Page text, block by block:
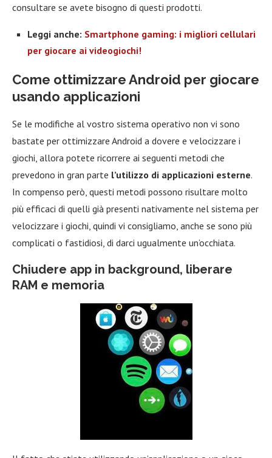
consultare se avete bisogno di questi prodotti.
Leggi anche: Smartphone gaming: i migliori cellulari
per giocare ai videogiochi!
Come ottimizzare Android per giocare
usando applicazioni
Se le modifiche al vostro sistema operativo non vi sono
bastate per ottimizzare Android a dovere e velocizzare i
giochi, allora potete ricorrere ai seguenti metodi che
prevedono in gran parte l’utilizzo di applicazioni esterne.
In compenso però, questi metodi possono risultare molto
più efficaci di quelli già presenti nativamente nel sistema per
velocizzare i giochi, quindi vi consigliamo, anche se sono più
complicati o fastidiosi, di darci ugualmente un’occhiata.
Chiudere app in background, liberare
RAM e memoria